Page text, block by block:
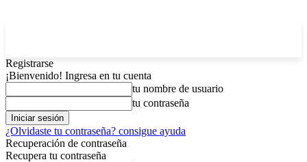
Registrarse
¡Bienvenido! Ingresa en tu cuenta
tu nombre de usuario
tu contraseña
¿Olvidaste tu contraseña? consigue ayuda
Recuperación de contraseña
Recupera tu contraseña